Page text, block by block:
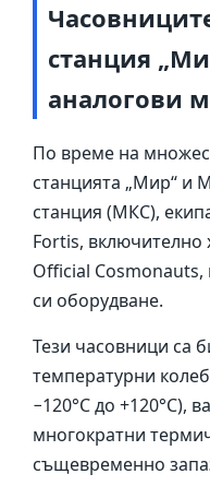
станция
аналогови
По време на
станцията „Мир“ и
станция (МКС),
Fortis, включително
Official Cosmonauts,
си оборудване.
Тези часовници са
температурни
−120°C до +120°C),
многократни
същевременно